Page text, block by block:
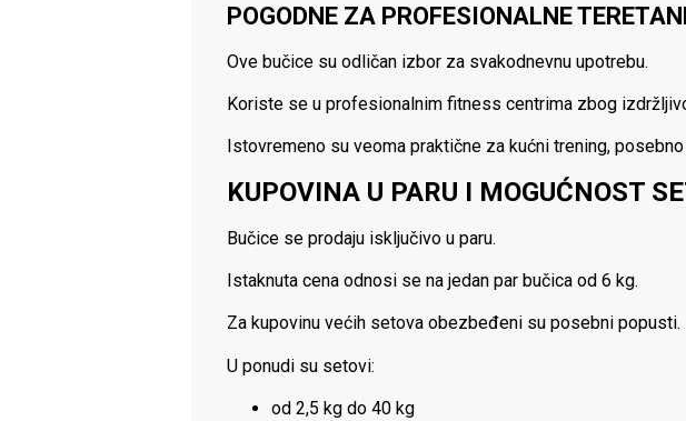
POGODNE ZA PROFESIONALNE
Ove bučice su odličan izbor za svakodnevnu upotrebu.
Koriste se u profesionalnim fitness centrima zbog
Istovremeno su veoma praktične za kućni trening,
KUPOVINA U PARU I MOGUĆNOST
Bučice se prodaju isključivo u paru.
Istaknuta cena odnosi se na jedan par bučica od 6 kg.
Za kupovinu većih setova obezbeđeni su posebni popusti.
U ponudi su setovi:
od 2,5 kg do 40 kg